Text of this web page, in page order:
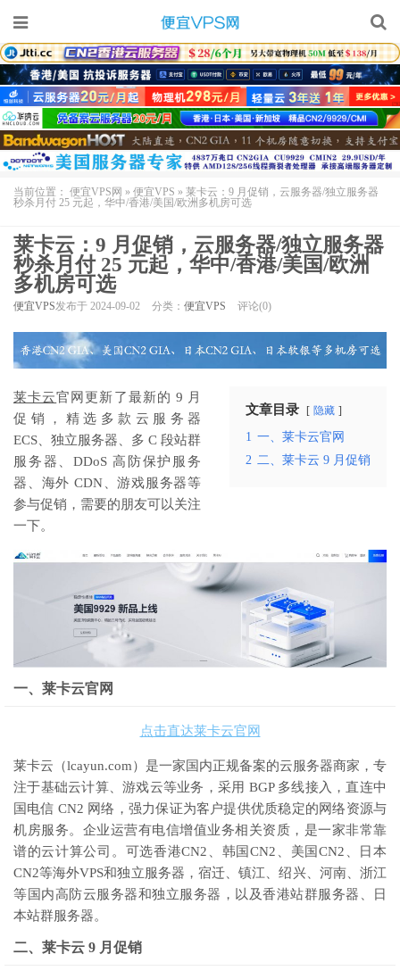
当前位置： 便宜VPS网 » 便宜VPS » 莱卡云：9 月促销，云服务器/独立服务器
秒杀月付 25 元起，华中/香港/美国/欧洲多机房可选
莱卡云：9 月促销，云服务器/独立服务器
秒杀月付 25 元起，华中/香港/美国/欧洲
多机房可选
便宜VPS发布于 2024-09-02 分类： 便宜VPS 评论(0)
文章目录 隐藏
1 一、莱卡云官网
2 二、莱卡云 9 月促销
莱卡云官网更新了最新的 9 月
促销，精选多款云服务器
ECS、独立服务器、多 C 段站群
服务器、DDoS 高防保护服务
器、海外 CDN、游戏服务器等
参与促销，需要的朋友可以关注
一下。
一、莱卡云官网
点击直达莱卡云官网
莱卡云（lcayun.com）是一家国内正规备案的云服务器商家，专
注于基础云计算、游戏云等业务，采用 BGP 多线接入，直连中
国电信 CN2 网络，强力保证为客户提供优质稳定的网络资源与
机房服务。企业运营有电信增值业务相关资质，是一家非常靠
谱的云计算公司。可选香港CN2、韩国CN2、美国CN2、日本
CN2等海外VPS和独立服务器，宿迁、镇江、绍兴、河南、浙江
等国内高防云服务器和独立服务器，以及香港站群服务器、日
本站群服务器。
二、莱卡云 9 月促销